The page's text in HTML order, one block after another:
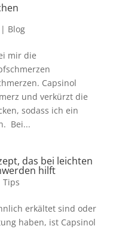
| Blog
mir die
Capsinol
und verkürzt die
sodass ich ein
Bei...
das bei leichten
hilft
Tips
erkältet sind oder
haben, ist Capsinol